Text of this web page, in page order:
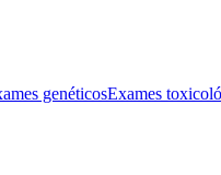
genéticosExames